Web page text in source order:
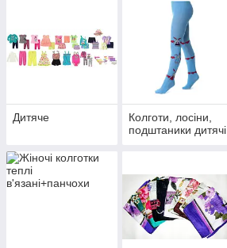
Дитяче
Колготи, лосіни,
подштаники дитячі